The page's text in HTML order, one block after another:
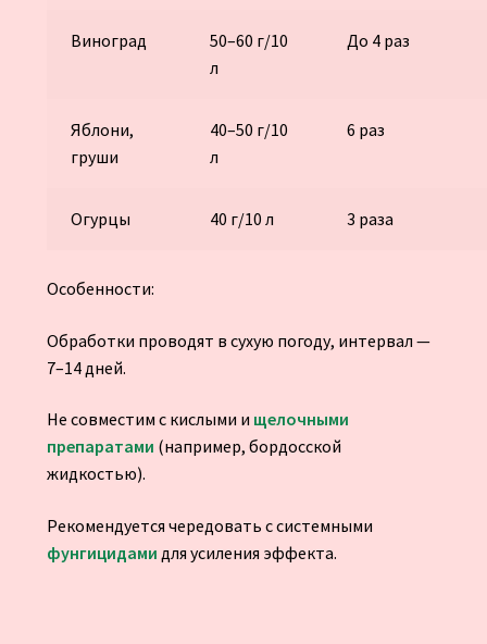
Виноград
50–60 г/10
л
До 4 раз
Яблони,
груши
40–50 г/10
л
6 раз
Огурцы 40 г/10 л 3 раза
Особенности:
Обработки проводят в сухую погоду, интервал —
7–14 дней.
Не совместим с кислыми и щелочными
препаратами (например, бордосской
жидкостью).
Рекомендуется чередовать с системными
фунгицидами для усиления эффекта.